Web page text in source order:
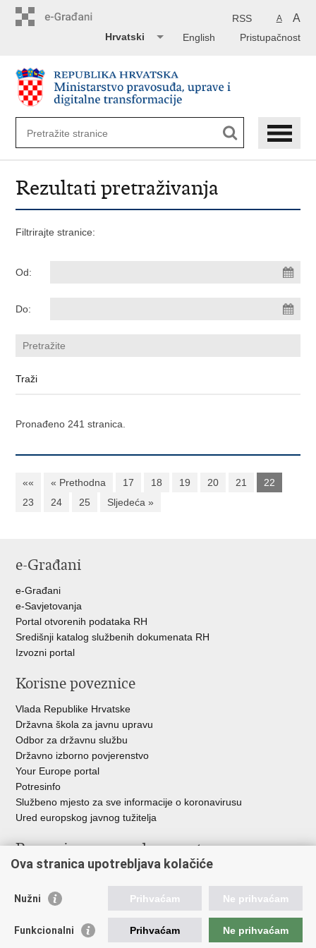
A A
RSS
Pristupačnost
English
Hrvatski
Rezultati pretraživanja
Filtrirajte stranice:
Od:
Do:
Pronađeno 241 stranica.
«« « Prethodna 17 18 19 20 21
22
23
24 25 Sljedeća »
e-Građani
e-Građani
e-Savjetovanja
Portal otvorenih podataka RH
Središnji katalog službenih dokumenata RH
Izvozni portal
Korisne poveznice
Vlada Republike Hrvatske
Državna škola za javnu upravu
Odbor za državnu službu
Državno izborno povjerenstvo
Your Europe portal
Potresinfo
Službeno mjesto za sve informacije o koronavirusu
Ured europskog javnog tužitelja
Poveznice pravosudnog sustava
Državno odvjetništvo
Ured za suzbijanje korupcije i organiziranog kriminaliteta
Državnoodvjetničko vijeće
Ova stranica upotrebljava kolačiće
Nužni Prihvaćam Ne prihvaćam
Funkcionalni Prihvaćam Ne prihvaćam